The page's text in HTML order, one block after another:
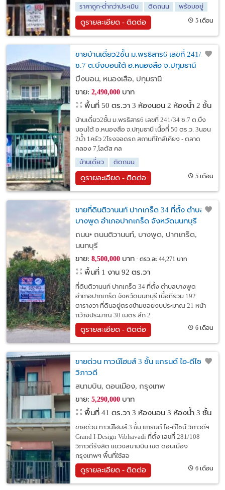
ราคาถูก-ต่ำกว่าประเมิน
ติดถนน พร้อมอยู่
ดูรายละเอียด - ติดต่อ 5 เดือน
ขายบ้านเดี่ยว2ชั้น ม.พรธิสาร6 เลขที่ 241/34
ซ.7 ต.บึงบอนใต้ อ.หนองสือ จ.ปทุมธานี
บึงบอน, หนองเสือ, ปทุมธานี
ขาย: 2,490,000บาท
พื้นที่ 50 ตร.วา 3 ห้องนอน 2 ห้องน้ำ 2 ชั้น
บ้านเดี่ยว2ชั้น ม.พรธิสาร6 เลขที่ 241/34 ซ.7 ต.บึง
บอนใต้ อ.หนองสือ จ.ปทุมธานี เนื้อที่ 50 ตร.ว. 3นอน
2น้ำ 1ครัว 2โรงจอดรถ สถานที่ใกล้เคียง - ตลาด
คลอง 7,โลตัส คล
บ้านเดี่ยว
ติดถนน
ดูรายละเอียด - ติดต่อ 5 เดือน
ขายที่ดินติวานนท์ ปากเกร็ด 34 ที่ตั้ง ตำบล
บางพูด อำเภอปากเกร็ด จังหวัดนนทบุรี
ถนน• ถนนติวานนท์, บางพูด, ปากเกร็ด,
นนทบุรี
ขาย: 8,500,000บาท ตรว.ละ 44,271 บาท
พื้นที่ 1 งาน 92 ตร.วา
ที่ดินติวานนท์ ปากเกร็ด 34 ที่ตั้ง ตำบลบางพูด
อำเภอปากเกร็ด จังหวัดนนทบุรี เนื้อที่รวม 192
ตารางวา ที่ดินอยู่ตรงข้ามซอยงบประมาณ 21 หน้า
กว้างประมาณ 30 เมตร ลึก 2
ดูรายละเอียด - ติดต่อ 6 เดือน
ขายด่วน ทาวน์โฮมส์ 3 ชั้น แกรนด์ ไอ-ดีไซน์
วิภาวดี
สนามบิน, ดอนเมือง, กรุงเทพ
ขาย: 5,290,000บาท
พื้นที่ 41 ตร.วา 3 ห้องนอน 3 ห้องน้ำ 3 ชั้น
ขายด่วน ทาวน์โฮมส์ 3 ชั้น แกรนด์ ไอ-ดีไซน์ วิภาวดีฯ
Grand I-Design Vibhavadi ที่ตั้ง เลขที่ 281/108
วิภาวดีรังสิต แขวงสนามบิน เขต ดอนเมือง
กรุงเทพฯ พื้นที่ใช้สอ
ดูรายละเอียด - ติดต่อ 6 เดือน